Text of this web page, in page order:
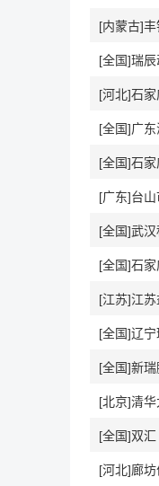
[内蒙古]
[全国]瑞
[河北]石
[全国]广
[全国]石
[广东]台
[全国]武
[全国]石
[江苏]江
[全国]辽
[全国]新
[北京]清
[全国]双汇
[河北]廊